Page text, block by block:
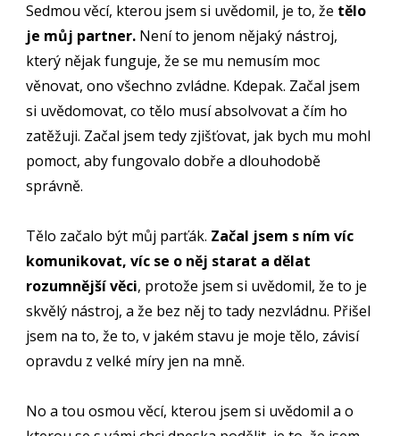
Sedmou věcí, kterou jsem si uvědomil, je to, že tělo
je můj partner. Není to jenom nějaký nástroj,
který nějak funguje, že se mu nemusím moc
věnovat, ono všechno zvládne. Kdepak. Začal jsem
si uvědomovat, co tělo musí absolvovat a čím ho
zatěžuji. Začal jsem tedy zjišťovat, jak bych mu mohl
pomoct, aby fungovalo dobře a dlouhodobě
správně.
Tělo začalo být můj parťák. Začal jsem s ním víc
komunikovat, víc se o něj starat a dělat
rozumnější věci, protože jsem si uvědomil, že to je
skvělý nástroj, a že bez něj to tady nezvládnu. Přišel
jsem na to, že to, v jakém stavu je moje tělo, závisí
opravdu z velké míry jen na mně.
No a tou osmou věcí, kterou jsem si uvědomil a o